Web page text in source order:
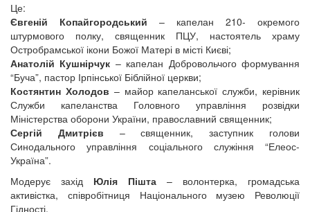
Це:
Євгеній Копайгородський – капелан 210- окремого
штурмового полку, священник ПЦУ, настоятель храму
Остробрамської ікони Божої Матері в місті Києві;
Анатолій Кушнірчук – капелан Добровольчого формування
“Буча”, пастор Ірпінської Біблійної церкви;
Костянтин Холодов – майор капеланської служби, керівник
Служби капеланства Головного управління розвідки
Міністерства оборони України, православний священник;
Сергій Дмитрієв – священник, заступник голови
Синодального управління соціального служіння “Елеос-
Україна”.
Модерує захід Юлія Пішта – волонтерка, громадська
активістка, співробітниця Національного музею Революції
Гідності.